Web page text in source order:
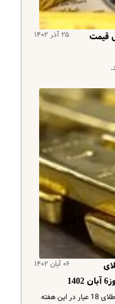
۲۵ آذر ۱۴۰۲
| ریزش قیمت
۰۶ آبان ۱۴۰۲
به گفته رییس اتحادیه طلا و جواهر تهران هر گرم طلای 18 عیار در این هفته